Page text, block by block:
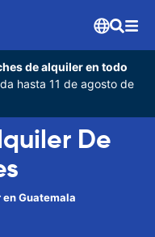
de alquiler en todo
hasta 11 de agosto de
De
Guatemala